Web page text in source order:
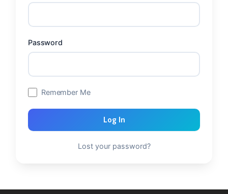
Password
Remember Me
Log In
Lost your password?